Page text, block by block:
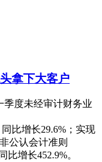
拿下大客户
度未经审计财务业
比增长29.6%；实现
公认会计准则
比增长452.9%。